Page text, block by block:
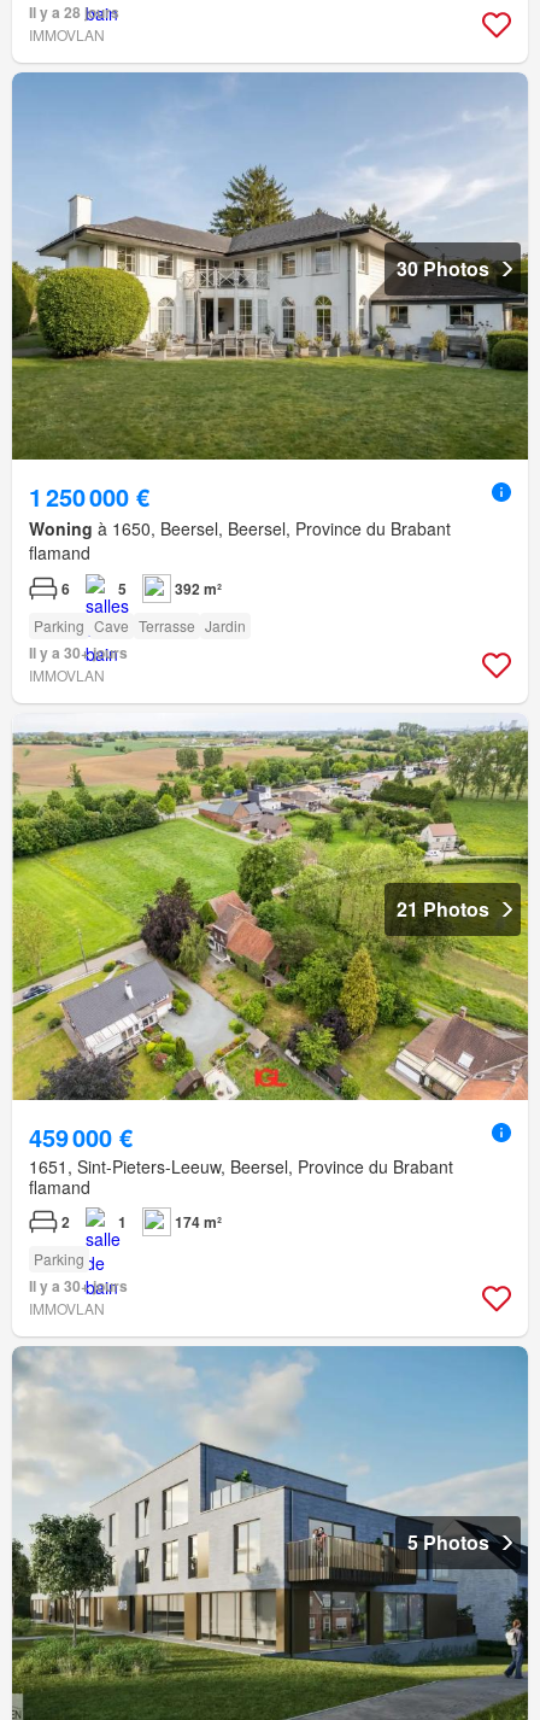
Il y a 28 jours
IMMOVLAN
30 Photos
1 250 000 €
Woning à 1650, Beersel, Beersel, Province du Brabant
flamand
6 5 392 m²
Parking Cave Terrasse Jardin
Il y a 30+ jours
IMMOVLAN
21 Photos
459 000 €
1651, Sint-Pieters-Leeuw, Beersel, Province du Brabant
flamand
2 1 174 m²
Parking
Il y a 30+ jours
IMMOVLAN
5 Photos